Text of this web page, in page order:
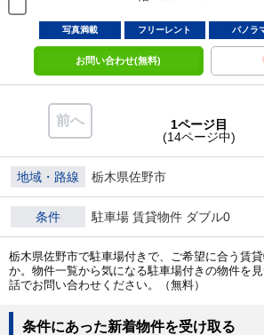
写真満載 フリーレント パノラ
お問い合わせ(無料)
前へ
1ページ目
(14ページ中)
地域・路線 栃木県佐野市
条件 駐車場 賃貸物件 ダブル0
栃木県佐野市で駐車場付きで、ご希望に合う賃
か。物件一覧から気になる駐車場付きの物件を
話でお問い合わせください。（無料）
条件にあった新着物件を受け取る